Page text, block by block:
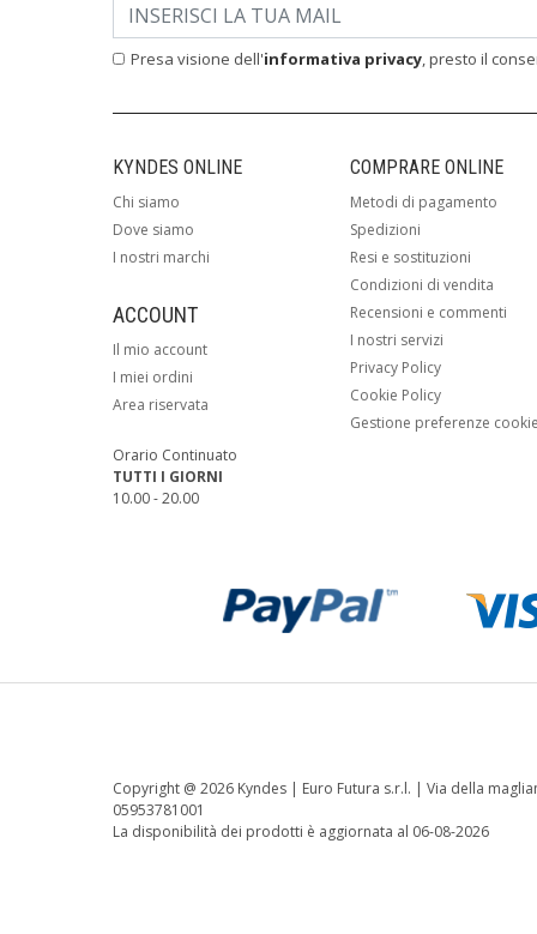
Presa visione dell'informativa privacy, presto il
KYNDES ONLINE
Chi siamo
Dove siamo
I nostri marchi
ACCOUNT
Il mio account
I miei ordini
Area riservata
Orario Continuato
TUTTI I GIORNI
10.00 - 20.00
COMPRARE ONLINE
Metodi di pagamento
Spedizioni
Resi e sostituzioni
Condizioni di vendita
Recensioni e commenti
I nostri servizi
Privacy Policy
Cookie Policy
Gestione preferenze
Copyright @ 2026 Kyndes | Euro Futura s.r.l. | Via della
05953781001
La disponibilità dei prodotti è aggiornata al 06-08-2026